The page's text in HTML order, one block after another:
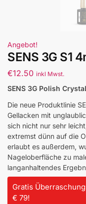
Angebot!
SENS 3G S1
€12.50 inkl Mwst.
SENS 3G Polish
Die neue Produktlinie
Gellacken mit
sich nicht nur sehr
extremst dünn auf die
erlaubt es außerdem,
Nageloberfläche zu
langanhaltendes
Gratis
€ 79!